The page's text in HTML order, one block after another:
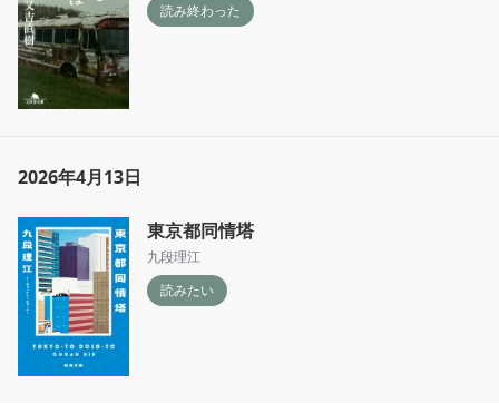
読み終わった
2026年4月13日
東京都同情塔
九段理江
読みたい